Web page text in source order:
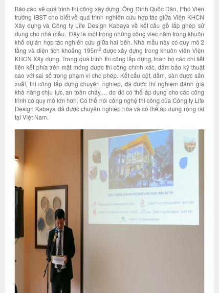
Báo cáo về quá trình thi công xây dựng, Ông Đinh Quốc Dân, Phó Viện
trưởng IBST cho biết về quá trình nghiên cứu hợp tác giữa Viện KHCN
Xây dựng và Công ty Life Design Kabaya về kết cấu gỗ lắp ghép sử
dụng cho nhà mẫu. Đây là một trong những công việc nằm trong khuôn
khổ dự án hợp tác nghiên cứu giữa hai bên. Nhà mẫu này có quy mô 2
tầng và diện tích khoảng 195m2được xây dựng trong khuôn viên Viện
KHCN Xây dựng. Trong quá trình thi công lắp dựng, toàn bộ các chi tiết
liên kết phía trên mặt móng được thi công chính xác, đảm bảo kỹ thuật
cao với sai số trong phạm vi cho phép. Kết cấu cột, dầm, sàn được sản
xuất, thi công lắp dựng chuyên nghiệp, đã được thí nghiệm đánh giá
khả năng chịu lực, an toàn cháy,… do đó có thể áp dụng cho các công
trình có quy mô lớn hơn. Có thể nói công nghệ thi công của Công ty Life
Design Kabaya đã được chuyên nghiệp hóa và có thể áp dụng rộng rãi
tại Việt Nam.